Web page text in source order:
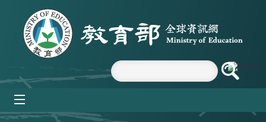
跳到主要內容區塊
:::